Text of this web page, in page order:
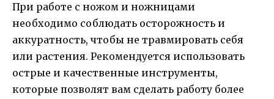
При работе с ножом и ножницами
необходимо соблюдать осторожность и
аккуратность, чтобы не травмировать себя
или растения. Рекомендуется использовать
острые и качественные инструменты,
которые позволят вам сделать работу более